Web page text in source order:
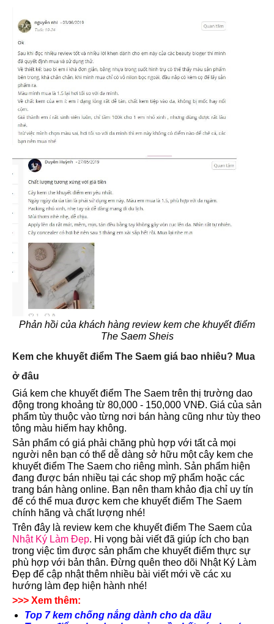
Phản hồi của khách hàng review kem che khuyết điểm
The Saem Sheis
Kem che khuyết điểm The Saem giá bao nhiêu? Mua
ở đâu
Giá kem che khuyết điểm The Saem trên thị trường dao
động trong khoảng từ 80,000 - 150,000 VNĐ. Giá của sản
phẩm tùy thuộc vào từng nơi bán hàng cũng như tùy theo
tông màu hiếm hay không.
Sản phẩm có giá phải chăng phù hợp với tất cả mọi
người nên bạn có thể dễ dàng sở hữu một cây kem che
khuyết điểm The Saem cho riêng mình. Sản phẩm hiện
đang được bán nhiều tại các shop mỹ phẩm hoặc các
trang bán hàng online. Bạn nên tham khảo địa chỉ uy tín
để có thể mua được kem che khuyết điểm The Saem
chính hãng và chất lượng nhé!
Trên đây là review kem che khuyết điểm The Saem của
Nhật Ký Làm Đẹp. Hi vọng bài viết đã giúp ích cho bạn
trong việc tìm được sản phẩm che khuyết điểm thực sự
phù hợp với bản thân. Đừng quên theo dõi Nhật Ký Làm
Đẹp để cập nhật thêm nhiều bài viết mới về các xu
hướng làm đẹp hiện hành nhé!
>>> Xem thêm:
Top 7 kem chống nắng dành cho da dầu